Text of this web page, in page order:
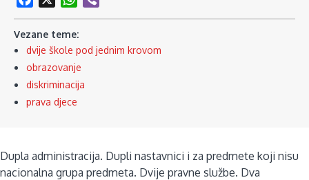
Vezane teme:
dvije škole pod jednim krovom
obrazovanje
diskriminacija
prava djece
Dupla administracija. Dupli nastavnici i za predmete koji nisu
nacionalna grupa predmeta. Dvije pravne službe. Dva